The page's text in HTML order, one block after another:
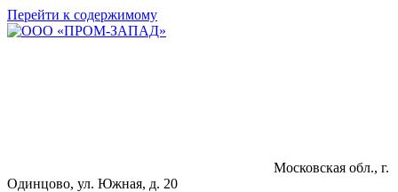
Перейти к содержимому
Московская обл., г.
Одинцово, ул. Южная, д. 20